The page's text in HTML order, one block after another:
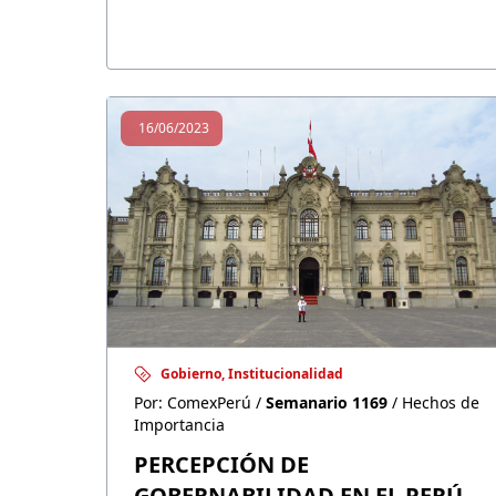
enfrenta una fuerte caída, mientras que
la construcción continúa sin recuperarse.
16/06/2023
Gobierno, Institucionalidad
Por: ComexPerú / Semanario 1169 / Hechos de
Importancia
PERCEPCIÓN DE